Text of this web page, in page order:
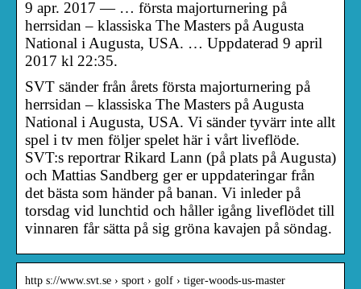
9 apr. 2017 — … första majorturnering på
herrsidan – klassiska The Masters på Augusta
National i Augusta, USA. … Uppdaterad 9 april
2017 kl 22:35.
SVT sänder från årets första majorturnering på
herrsidan – klassiska The Masters på Augusta
National i Augusta, USA. Vi sänder tyvärr inte allt
spel i tv men följer spelet här i vårt liveflöde.
SVT:s reportrar Rikard Lann (på plats på Augusta)
och Mattias Sandberg ger er uppdateringar från
det bästa som händer på banan. Vi inleder på
torsdag vid lunchtid och håller igång liveflödet till
vinnaren får sätta på sig gröna kavajen på söndag.
http s://www.svt.se › sport › golf › tiger-woods-us-master